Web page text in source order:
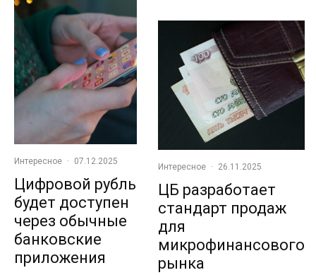
Интересное · 07.12.2025
Цифровой рубль
будет доступен
через обычные
банковские
приложения
Интересное · 26.11.2025
ЦБ разработает
стандарт продаж
для
микрофинансового
рынка